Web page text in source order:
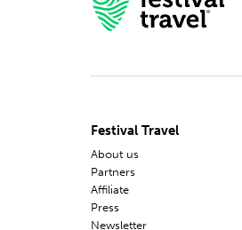
Dutch
Festival Travel
About us
Partners
Affiliate
Press
Newsletter